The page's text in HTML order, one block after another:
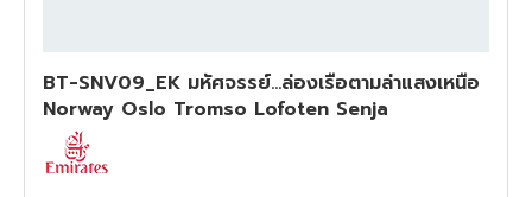
BT-SNV09_EK มหัศจรรย์...ล่องเรือตามล่าแสงเหนือ
Norway Oslo Tromso Lofoten Senja
ทัวร์สวิตเซอร์แลนด์
ทัวร์พม่า